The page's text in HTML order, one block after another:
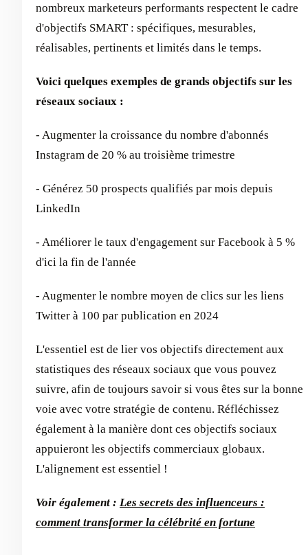
nombreux marketeurs performants respectent le cadre
d'objectifs SMART : spécifiques, mesurables,
réalisables, pertinents et limités dans le temps.
Voici quelques exemples de grands objectifs sur les
réseaux sociaux :
- Augmenter la croissance du nombre d'abonnés
Instagram de 20 % au troisième trimestre
- Générez 50 prospects qualifiés par mois depuis
LinkedIn
- Améliorer le taux d'engagement sur Facebook à 5 %
d'ici la fin de l'année
- Augmenter le nombre moyen de clics sur les liens
Twitter à 100 par publication en 2024
L'essentiel est de lier vos objectifs directement aux
statistiques des réseaux sociaux que vous pouvez
suivre, afin de toujours savoir si vous êtes sur la bonne
voie avec votre stratégie de contenu. Réfléchissez
également à la manière dont ces objectifs sociaux
appuieront les objectifs commerciaux globaux.
L'alignement est essentiel !
Voir également : Les secrets des influenceurs :
comment transformer la célébrité en fortune